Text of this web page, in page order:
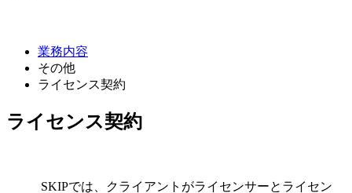
業務内容
その他
ライセンス契約
ライセンス契約
SKIPでは、クライアントがライセンサーとライセン